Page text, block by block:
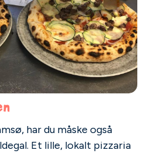
har du måske også
Et lille, lokalt pizzaria